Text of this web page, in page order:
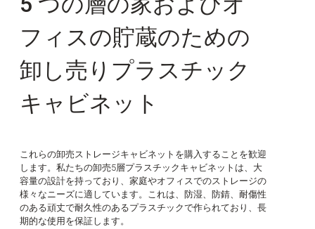
フィスの貯蔵のための
卸し売りプラスチック
キャビネット
これらの卸売ストレージキャビネットを購入することを歓迎
します。私たちの卸売5層プラスチックキャビネットは、大
容量の設計を持っており、家庭やオフィスでのストレージの
様々なニーズに適しています。これは、防湿、防錆、耐傷性
のある頑丈で耐久性のあるプラスチックで作られており、長
期的な使用を保証します。